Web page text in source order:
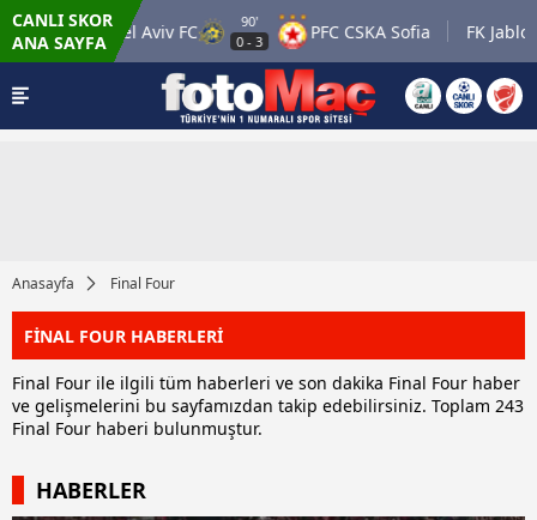
CANLI SKOR
ANA SAYFA
Maccabi Tel Aviv FC
90'
0- PFC CSKA Sofia FK Jablonec
Anasayfa Final Four
FİNAL FOUR HABERLERİ
Final Four ile ilgili tüm haberleri ve son dakika Final Four haber
ve gelişmelerini bu sayfamızdan takip edebilirsiniz. Toplam 243
Final Four haberi bulunmuştur.
HABERLER